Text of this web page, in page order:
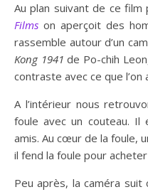
Au plan suivant de ce
Films on aperçoit des
rassemble autour d’un
Kong 1941 de Po-chih
contraste avec ce que
A l’intérieur nous
foule avec un couteau. Il
amis. Au cœur de la foule,
il fend la foule pour
Peu après, la caméra